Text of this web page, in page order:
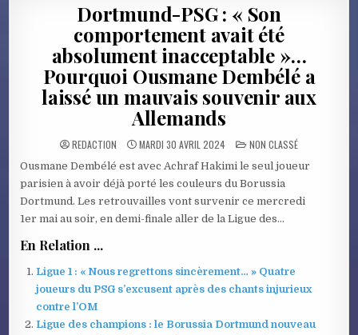
Dortmund-PSG : « Son
comportement avait été
absolument inacceptable »…
Pourquoi Ousmane Dembélé a
laissé un mauvais souvenir aux
Allemands
REDACTION MARDI 30 AVRIL 2024 POSTED
IN
NON CLASSÉ
Ousmane Dembélé est avec Achraf Hakimi le seul joueur
parisien à avoir déjà porté les couleurs du Borussia
Dortmund. Les retrouvailles vont survenir ce mercredi
1er mai au soir, en demi-finale aller de la Ligue des…
En Relation ...
Ligue 1 : « Nous regrettons sincèrement… » Quatre
joueurs du PSG s’excusent après des chants injurieux
contre l’OM
Ligue des champions : le Borussia Dortmund nouveau